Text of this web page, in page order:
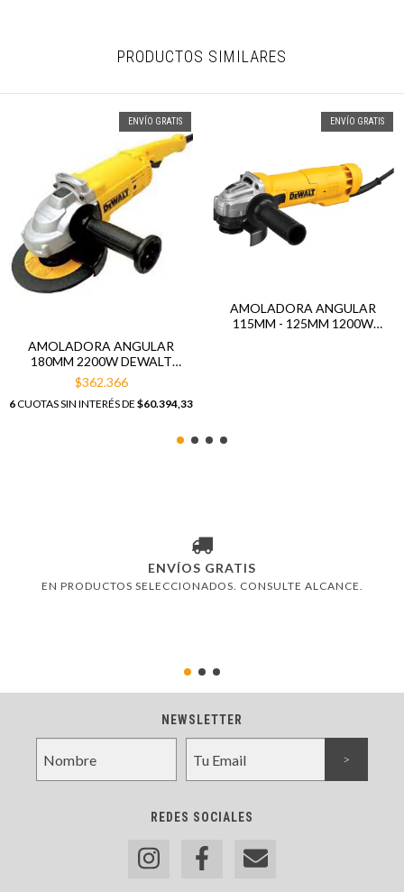
PRODUCTOS SIMILARES
ENVÍO GRATIS
AMOLADORA ANGULAR
180MM 2200W DEWALT
DWE491
$362.366
6CUOTAS SIN INTERÉS DE $60.394,33
ENVÍO GRATIS
AMOLADORA ANGULAR
115MM - 125MM 1200W
ENVÍOS GRATIS
EN PRODUCTOS SELECCIONADOS. CONSULTE ALCANCE.
NEWSLETTER
REDES SOCIALES